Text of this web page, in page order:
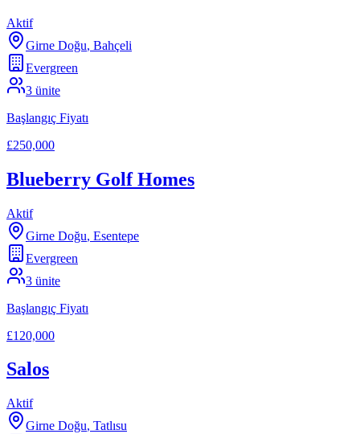
Aktif
Girne Doğu, Bahçeli
Evergreen
3 ünite
Başlangıç Fiyatı
£250,000
Blueberry Golf Homes
Aktif
Girne Doğu, Esentepe
Evergreen
3 ünite
Başlangıç Fiyatı
£120,000
Salos
Aktif
Girne Doğu, Tatlısu